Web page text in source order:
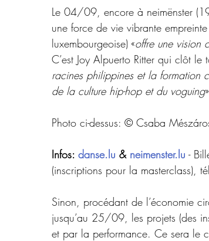
Le 04/09, encore à neimënster
une force de vie vibrante
luxembourgeoise) «offre une vision
C’est Joy Alpuerto Ritter qui clôt
racines philippines et la formation
de la culture hip-hop et du voguing
Photo ci-dessus: © Csaba
Infos: danse.lu & neimenster.lu -
(inscriptions pour la masterclass),
Sinon, procédant de l’économie
jusqu’au 25/09, les projets (des
et par la performance. Ce sera le